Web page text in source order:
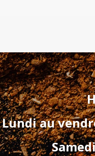
Lundi au